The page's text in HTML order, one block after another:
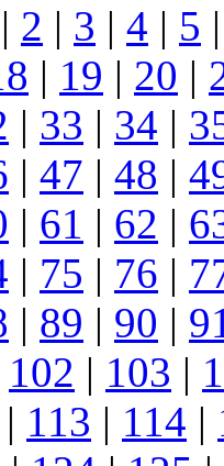
| 2 | 3 | 4 | 5
| 19 | 20 |
| 33 | 34 |
| 47 | 48 |
| 61 | 62 |
| 75 | 76 |
| 89 | 90 |
102 | 103 |
| 113 | 114 |